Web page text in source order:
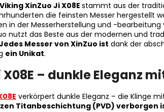
XinZuo Ji X08E stammt aus der
die feinsten Messer hergestellt
in der Messerherstellung und -
nutzt das Beste aus der modernen und
Messer von XinZuo ist dank der
ein Unikat.
X08E – dunkle Eleganz
verkörpert dunkle Eleganz – die Klinge
Titanbeschichtung (PVD) verborgen